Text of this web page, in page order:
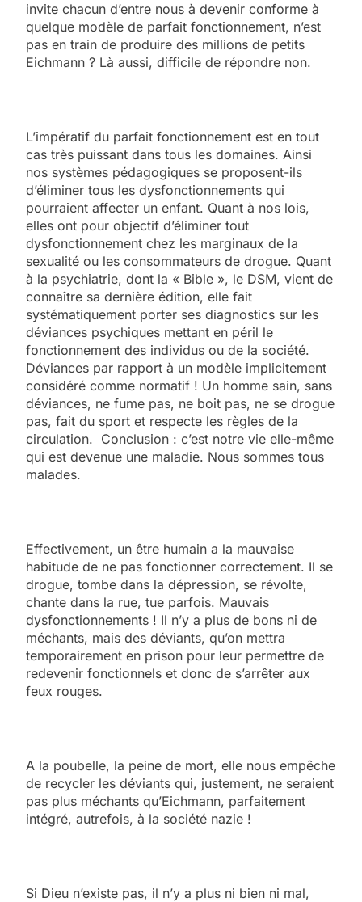
invite chacun d’entre nous à devenir conforme à
quelque modèle de parfait fonctionnement, n’est
pas en train de produire des millions de petits
Eichmann ? Là aussi, difficile de répondre non.
L’impératif du parfait fonctionnement est en tout
cas très puissant dans tous les domaines. Ainsi
nos systèmes pédagogiques se proposent-ils
d’éliminer tous les dysfonctionnements qui
pourraient affecter un enfant. Quant à nos lois,
elles ont pour objectif d’éliminer tout
dysfonctionnement chez les marginaux de la
sexualité ou les consommateurs de drogue. Quant
à la psychiatrie, dont la « Bible », le DSM, vient de
connaître sa dernière édition, elle fait
systématiquement porter ses diagnostics sur les
déviances psychiques mettant en péril le
fonctionnement des individus ou de la société.
Déviances par rapport à un modèle implicitement
considéré comme normatif ! Un homme sain, sans
déviances, ne fume pas, ne boit pas, ne se drogue
pas, fait du sport et respecte les règles de la
circulation. Conclusion : c’est notre vie elle-même
qui est devenue une maladie. Nous sommes tous
malades.
Effectivement, un être humain a la mauvaise
habitude de ne pas fonctionner correctement. Il se
drogue, tombe dans la dépression, se révolte,
chante dans la rue, tue parfois. Mauvais
dysfonctionnements ! Il n’y a plus de bons ni de
méchants, mais des déviants, qu’on mettra
temporairement en prison pour leur permettre de
redevenir fonctionnels et donc de s’arrêter aux
feux rouges.
A la poubelle, la peine de mort, elle nous empêche
de recycler les déviants qui, justement, ne seraient
pas plus méchants qu’Eichmann, parfaitement
intégré, autrefois, à la société nazie !
Si Dieu n’existe pas, il n’y a plus ni bien ni mal,